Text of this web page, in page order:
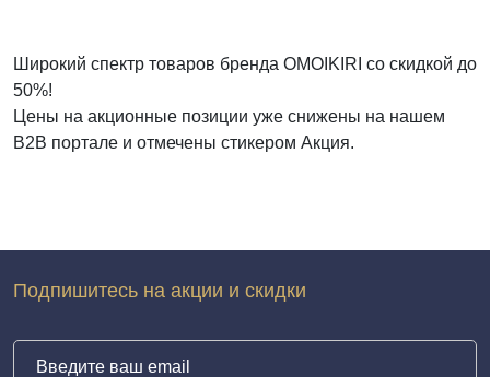
Широкий спектр товаров бренда OMOIKIRI со скидкой до
50%!
Цены на акционные позиции уже снижены на нашем
В2В портале и отмечены стикером Акция.
Подпишитесь на акции и скидки